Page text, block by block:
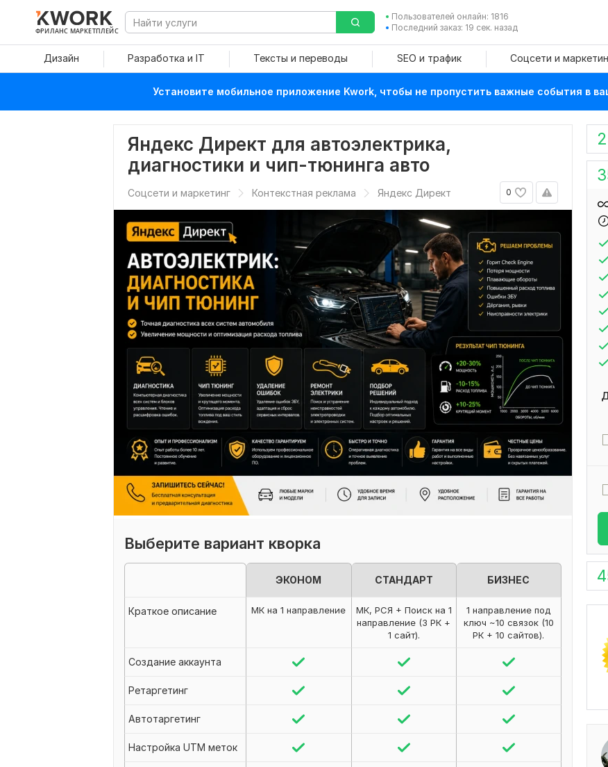
ФРИЛАНС МАРКЕТПЛЕЙС
Пользователей онлайн: 1816
Последний заказ: 19 сек. назад
Дизайн Разработка и IT Тексты и переводы SEO и трафик Соцсети и
Установите мобильное приложение Kwork, чтобы не пропустить важные события в
Яндекс Директ для автоэлектрика,
диагностики и чип-тюнинга авто
0
Соцсети и маркетинг Контекстная реклама Яндекс Директ
Выберите вариант кворка
ЭКОНОМ СТАНДАРТ БИЗНЕС
Краткое описание МК на 1 направление
МК, РСЯ + Поиск на 1
направление (3 РК +
1 сайт).
1 направление под
ключ ~10 связок (10
РК + 10 сайтов).
Создание аккаунта
Ретаргетинг
Автотаргетинг
Настройка UTM меток